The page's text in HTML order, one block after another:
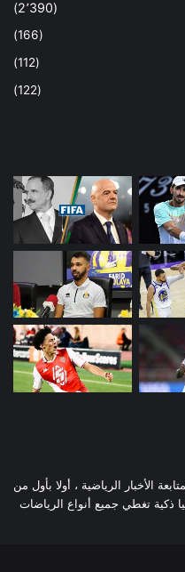
(2٬390)
(166)
(112)
(122)
الأخبار الرياضية ، أولا بأول من
ذكية تغطي جميع أنواع الرياضات